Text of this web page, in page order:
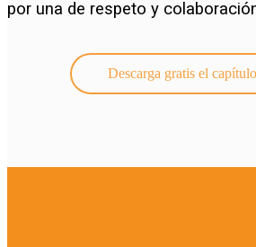
por una de respeto y
Descarga gratis el